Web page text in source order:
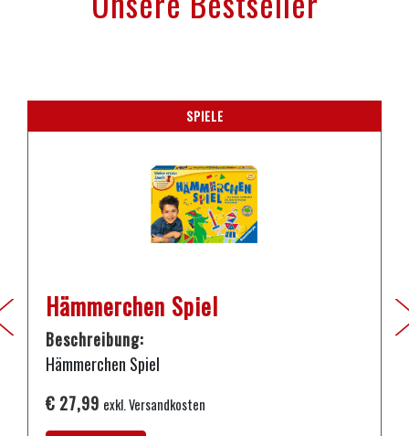
SPIELE
Hämmerchen Spiel
Beschreibung:
Hämmerchen Spiel
€ 27,99 exkl. Versandkosten